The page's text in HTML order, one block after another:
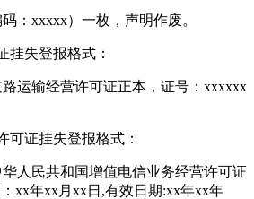
：xxxxx）一枚，声明作废。
挂失登报格式：
运输经营许可证正本，证号：xxxxxx
可证挂失登报格式：
人民共和国增值电信业务经营许可证
xx年xx月xx日,有效日期:xx年xx年